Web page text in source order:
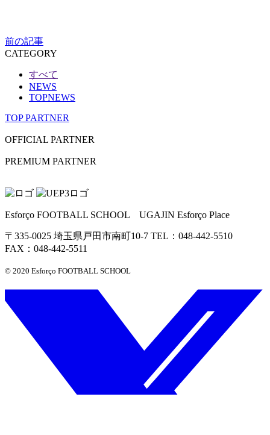
前の記事
CATEGORY
すべて
NEWS
TOPNEWS
TOP PARTNER
OFFICIAL PARTNER
PREMIUM PARTNER
Esforço FOOTBALL SCHOOL UGAJIN Esforço Place
〒335-0025 埼玉県戸田市南町10-7 TEL：048-442-5510
FAX：048-442-5511
© 2020 Esforço FOOTBALL SCHOOL